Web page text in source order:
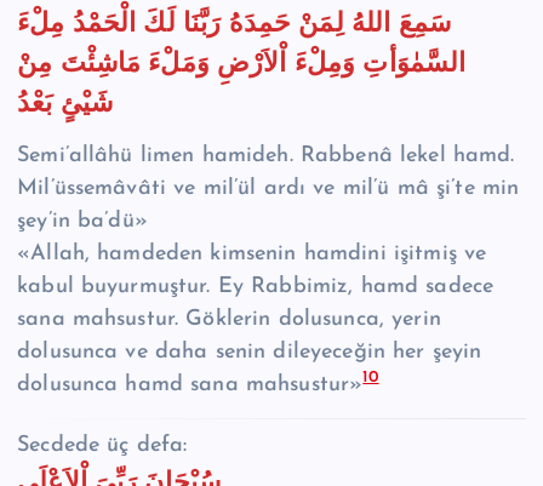
سَمِعَ اللهُ لِمَنْ حَمِدَهُ رَبَّنَا لَكَ الْحَمْدُ مِلْءَ
السَّمٰوَأتِ وَمِلْءَ اْلاَرْضِ وَمَلْءَ مَاشِئْتَ مِنْ
شَيْئٍ بَعْدُ
Semi’allâhü limen hamideh. Rabbenâ lekel hamd.
Mil’üssemâvâti ve mil’ül ardı ve mil’ü mâ şi’te min
şey’in ba’dü»
«Allah, hamdeden kimsenin hamdini işitmiş ve
kabul buyurmuştur. Ey Rabbimiz, hamd sadece
sana mahsustur. Göklerin dolusunca, yerin
dolusunca ve daha senin dileyeceğin her şeyin
dolusunca hamd sana mahsustur»10
Secdede üç defa: